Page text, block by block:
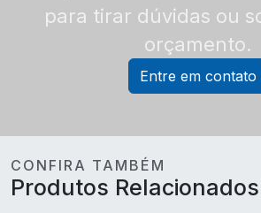
para tirar dúvidas ou
orçamento.
Entre em contato
CONFIRA TAMBÉM
Produtos Relacionados